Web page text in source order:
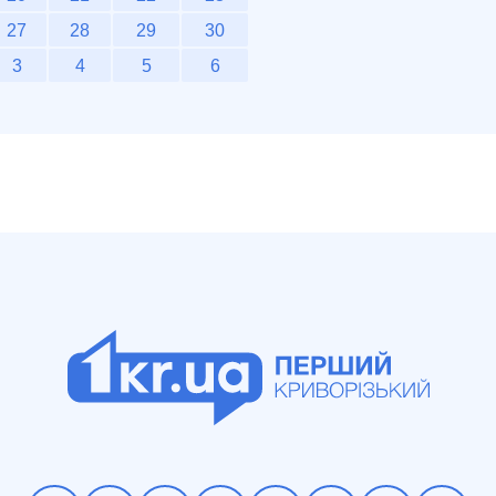
27 28 29
30
3 4 5 6